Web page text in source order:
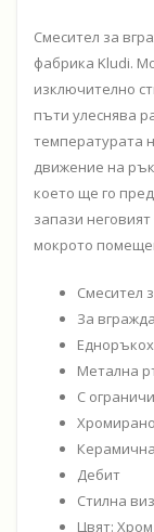
Смесител за
фабрика Kludi.
изключително
пъти улеснява
температурата
движение на
което ще го
запази
мокрото
Смесител
За
Метална
С
Дебит
Стилна
Цвят: Хром